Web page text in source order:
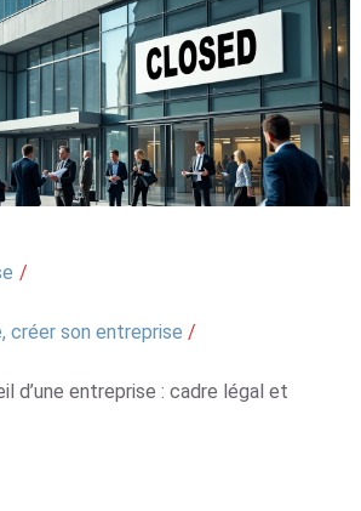
/
créer son entreprise /
d’une entreprise : cadre légal et